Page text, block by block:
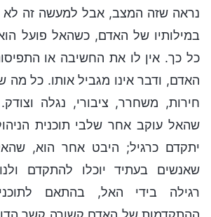
נראה שזה המצב, אבל למעשה זה
במילותיו של האדם, כשהאל פועל
כל כך. אין לו את החשיבה או
האדם, ודבר אינו מגביל אותו. כל מה
חירות, משחרר, ציבורי, נגלה
שהאל עוקב אחר שלבי תוכנית
יתקדם כרגיל; היבט אחר הוא,
שאנשים בעתיד יוכלו להתקדם
רגילה בידי האל, בהתאם